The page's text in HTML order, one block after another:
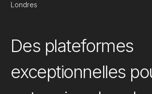
Londres
Des plateformes
exceptionnelles